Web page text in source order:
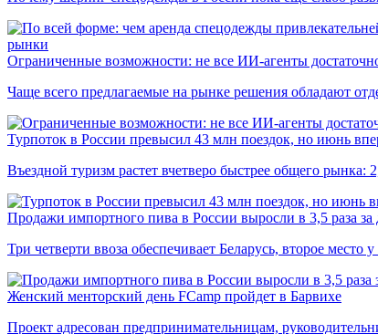
рынки
Ограниченные возможности: не все ИИ-агенты
Чаще всего предлагаемые на рынке решения обладают
Турпоток в России превысил 43 млн поездок, но июнь
Въездной туризм растет вчетверо быстрее общего рынка:
Продажи импортного пива в России выросли в 3,5 раза за
Три четверти ввоза обеспечивает Беларусь, второе
Женский менторский день FCamp пройдет в Барвихе
Проект адресован предпринимательницам,